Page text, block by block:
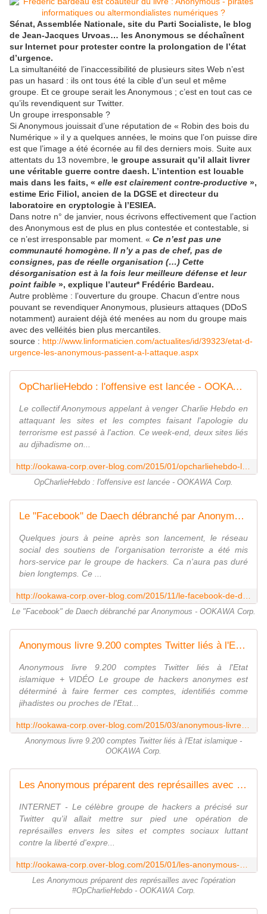
Sénat, Assemblée Nationale, site du Parti Socialiste, le blog
de Jean-Jacques Urvoas… les Anonymous se déchaînent
sur Internet pour protester contre la prolongation de l’état
d’urgence.
La simultanéité de l’inaccessibilité de plusieurs sites Web n’est
pas un hasard : ils ont tous été la cible d’un seul et même
groupe. Et ce groupe serait les Anonymous ; c’est en tout cas ce
qu’ils revendiquent sur Twitter.
Un groupe irresponsable ?
Si Anonymous jouissait d’une réputation de « Robin des bois du
Numérique » il y a quelques années, le moins que l’on puisse dire
est que l’image a été écornée au fil des derniers mois. Suite aux
attentats du 13 novembre, le groupe assurait qu’il allait livrer
une véritable guerre contre daesh. L’intention est louable
mais dans les faits, « elle est clairement contre-productive »,
estime Eric Filiol, ancien de la DGSE et directeur du
laboratoire en cryptologie à l’ESIEA.
Dans notre n° de janvier, nous écrivons effectivement que l’action
des Anonymous est de plus en plus contestée et contestable, si
ce n’est irresponsable par moment. « Ce n’est pas une
communauté homogène. Il n’y a pas de chef, pas de
consignes, pas de réelle organisation (…) Cette
désorganisation est à la fois leur meilleure défense et leur
point faible », explique l’auteur* Frédéric Bardeau.
Autre problème : l’ouverture du groupe. Chacun d’entre nous
pouvant se revendiquer Anonymous, plusieurs attaques (DDoS
notamment) auraient déjà été menées au nom du groupe mais
avec des velléités bien plus mercantiles.
source : http://www.linformaticien.com/actualites/id/39323/etat-d-
urgence-les-anonymous-passent-a-l-attaque.aspx
OpCharlieHebdo : l'offensive est lancée - OOKAWA Corp.
Le collectif Anonymous appelant à venger Charlie Hebdo en
attaquant les sites et les comptes faisant l'apologie du
terrorisme est passé à l'action. Ce week-end, deux sites liés
au djihadisme on...
OpCharlieHebdo : l'offensive est lancée - OOKAWA Corp.
Le "Facebook" de Daech débranché par Anonymous - OOKAWA Corp.
Quelques jours à peine après son lancement, le réseau
social des soutiens de l'organisation terroriste a été mis
hors-service par le groupe de hackers. Ca n'aura pas duré
bien longtemps. Ce ...
Le "Facebook" de Daech débranché par Anonymous - OOKAWA Corp.
Anonymous livre 9.200 comptes Twitter liés à l'Etat islamique - OOKAWA Corp.
Anonymous livre 9.200 comptes Twitter liés à l'Etat
islamique + VIDÉO Le groupe de hackers anonymes est
déterminé à faire fermer ces comptes, identifiés comme
jihadistes ou proches de l'Etat...
Anonymous livre 9.200 comptes Twitter liés à l'Etat islamique -
OOKAWA Corp.
Les Anonymous préparent des représailles avec l'opération #OpCharlieHebdo - OOKAWA Corp.
INTERNET - Le célèbre groupe de hackers a précisé sur
Twitter qu'il allait mettre sur pied une opération de
représailles envers les sites et comptes sociaux luttant
contre la liberté d'expre...
Les Anonymous préparent des représailles avec l'opération
#OpCharlieHebdo - OOKAWA Corp.